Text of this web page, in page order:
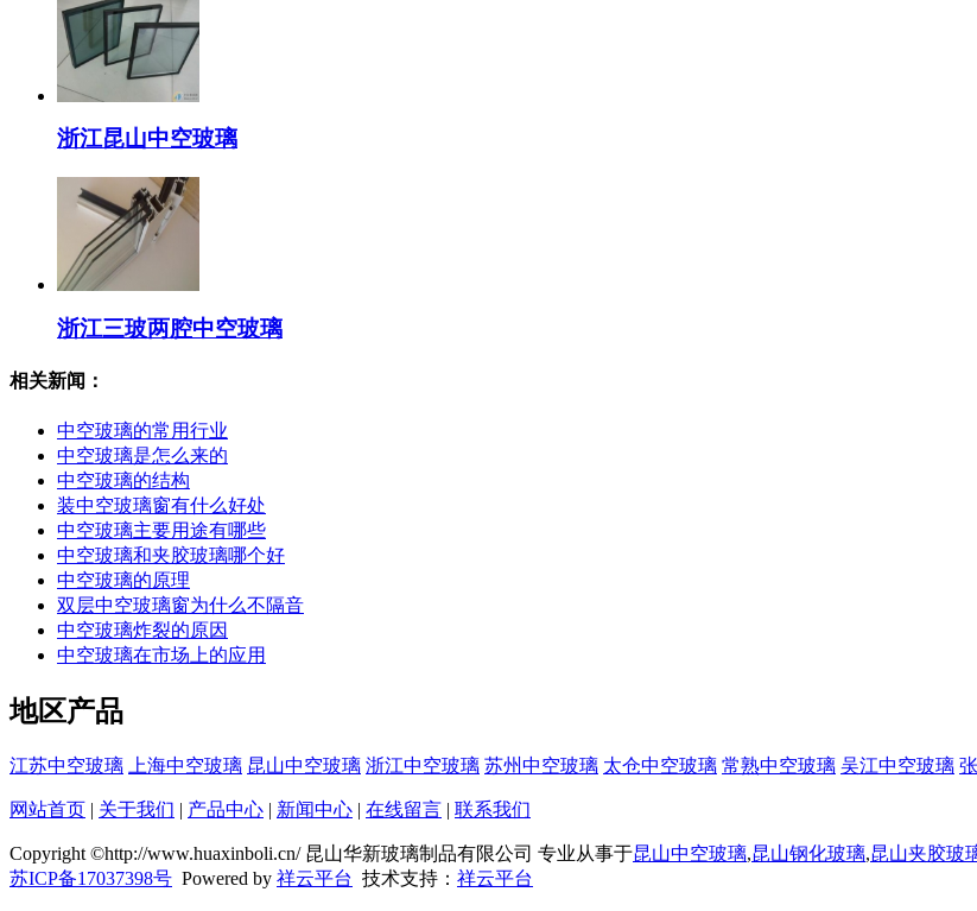
浙江昆山中空玻璃
浙江三玻两腔中空玻璃
相关新闻：
中空玻璃的常用行业
中空玻璃是怎么来的
中空玻璃的结构
装中空玻璃窗有什么好处
中空玻璃主要用途有哪些
中空玻璃和夹胶玻璃哪个好
中空玻璃的原理
双层中空玻璃窗为什么不隔音
中空玻璃炸裂的原因
中空玻璃在市场上的应用
地区产品
江苏中空玻璃 上海中空玻璃 昆山中空玻璃 浙江中空玻璃 苏州中空玻璃 太仓中空玻璃 常熟中空玻璃 吴江中空玻璃
网站首页 | 关于我们 | 产品中心 | 新闻中心 | 在线留言 | 联系我们
Copyright ©http://www.huaxinboli.cn/ 昆山华新玻璃制品有限公司 专业从事于昆山中空玻璃,昆山钢化玻璃,昆山夹胶玻
苏ICP备17037398号 Powered by 祥云平台 技术支持： 祥云平台